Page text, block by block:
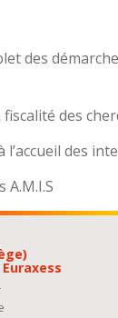
des
des
l’accueil des
A.M.I.S